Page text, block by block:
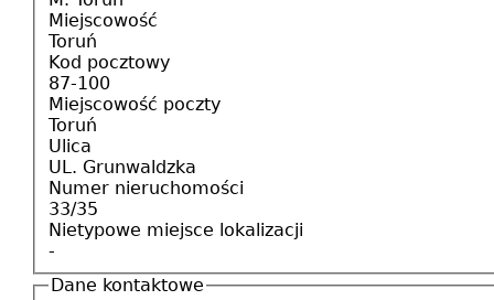
Miejscowość
Toruń
Kod pocztowy
87-100
Miejscowość poczty
Toruń
Ulica
UL. Grunwaldzka
Numer nieruchomości
33/35
Nietypowe miejsce lokalizacji
-
Dane kontaktowe